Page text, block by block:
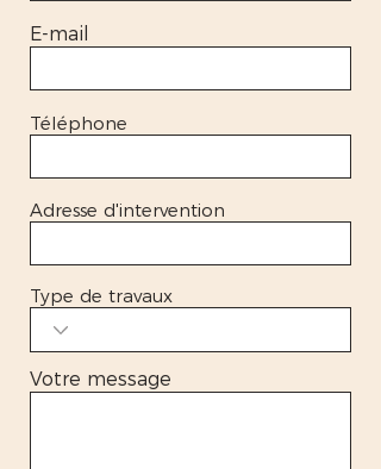
E-mail
Téléphone
Adresse d'intervention
Type de travaux
Votre message